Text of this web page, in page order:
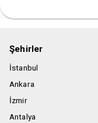
Şehirler
İstanbul
Ankara
İzmir
Antalya